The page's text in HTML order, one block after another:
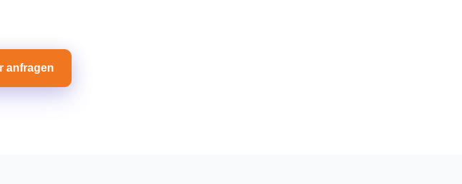
anfragen